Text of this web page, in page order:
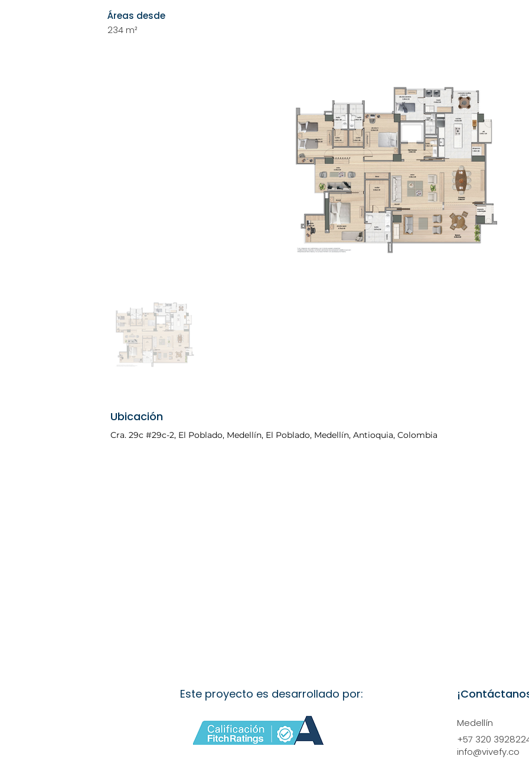
Áreas desde
234 m²
Ubicación
Cra. 29c #29c-2, El Poblado, Medellín, El Poblado, Medellín, Antioquia, Colombia
Este proyecto es desarrollado por:
Medellín
+57 320
info@vivefy.co